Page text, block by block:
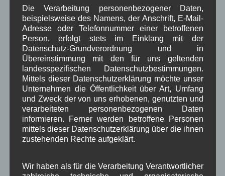
Arbeitsmarkt ,Asyl , Bauvorhaben ,
Bildergalerie , Brauchtum Corona ,
Dorferneuerung , Dorfleben
Dorfplatz ,Energiewende , Fest ,G7 ,
Gesundheit , Gewerbe ,Haushalt
historische Bilder Infrastruktur ,Isarkies
Kirche ,Kunsthandwerk ,Landwirtschaft ,
Musik Natur und Umwelt
Schule , Sport ,Tagespflege , Tourismus ,
Die Verarbeitung personenbezogener Daten,
beispielsweise des Namens, der Anschrift, E-Mail-
Adresse oder Telefonnummer einer betroffenen
Person, erfolgt stets im Einklang mit der
Datenschutz-Grundverordnung und in
Übereinstimmung mit den für uns geltenden
landesspezifischen Datenschutzbestimmungen.
Mittels dieser Datenschutzerklärung möchte unser
Unternehmen die Öffentlichkeit über Art, Umfang
und Zweck der von uns erhobenen, genutzten und
verarbeiteten personenbezogenen Daten
informieren. Ferner werden betroffene Personen
mittels dieser Datenschutzerklärung über die ihnen
zustehenden Rechte aufgeklärt.
Wir haben als für die Verarbeitung Verantwortlicher